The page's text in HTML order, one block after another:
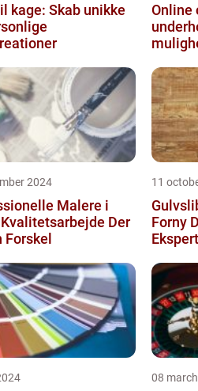
kage: Skab unikke
Online
2024
Malere i
Der
Forskel
11
Forny
08